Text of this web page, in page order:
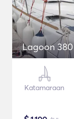
Lagoon 380
Katamaraan